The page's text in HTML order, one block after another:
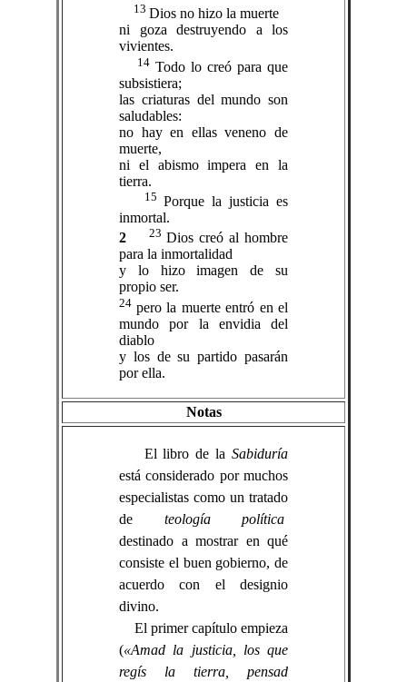
13 Dios no hizo la muerte
ni goza destruyendo a los
vivientes.
14 Todo lo creó para que
subsistiera;
las criaturas del mundo son
saludables:
no hay en ellas veneno de
muerte,
ni el abismo impera en la
tierra.
15 Porque la justicia es
inmortal.
2
23 Dios creó al hombre
para la inmortalidad
y lo hizo imagen de su
propio ser.
24 pero la muerte entró en el
mundo por la envidia del
diablo
y los de su partido pasarán
por ella.
Notas
El libro de la Sabiduría
está considerado por muchos
especialistas como un tratado
de teología política
destinado a mostrar en qué
consiste el buen gobierno, de
acuerdo con el designio
divino.
El primer capítulo empieza
(«Amad la justicia, los que
regís la tierra, pensad